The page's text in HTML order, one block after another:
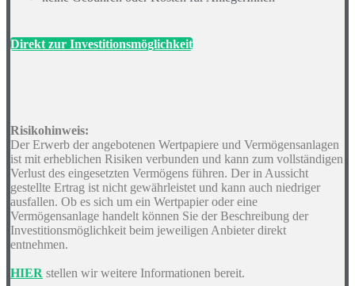
Direkt zur Investitionsmöglichkeit
Risikohinweis:
Der Erwerb der angebotenen Wertpapiere und Vermögensanlagen
ist mit erheblichen Risiken verbunden und kann zum vollständigen
Verlust des eingesetzten Vermögens führen. Der in Aussicht
gestellte Ertrag ist nicht gewährleistet und kann auch niedriger
ausfallen. Ob es sich um ein Wertpapier oder eine
Vermögensanlage handelt können Sie der Beschreibung der
Investitionsmöglichkeit beim jeweiligen Anbieter direkt
entnehmen.
HIER stellen wir weitere Informationen bereit.